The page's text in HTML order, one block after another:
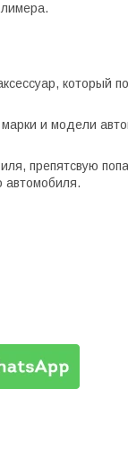
который
и модели
препятсвую
автомобиля.